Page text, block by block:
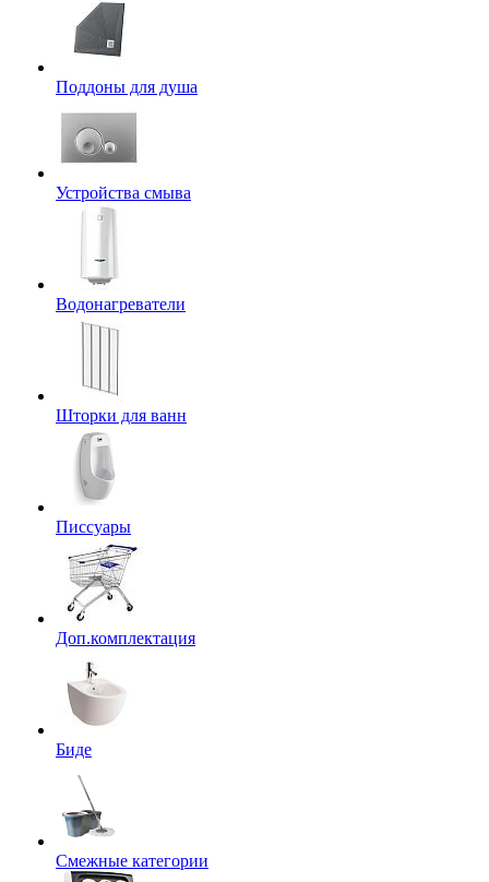
Поддоны для душа
Устройства смыва
Водонагреватели
Шторки для ванн
Писсуары
Доп.комплектация
Биде
Смежные категории